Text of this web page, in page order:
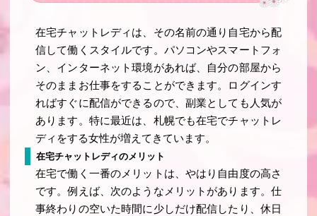
在宅チャットレディは、その名前の通り自宅から配
信して働くスタイルです。パソコンやスマートフォ
ン、インターネット環境があれば、自分の部屋から
そのままお仕事をすることができます。ログインす
ればすぐに配信ができるので、副業としても人気が
あります。特に最近は、札幌でも在宅でチャットレ
ディをする女性が増えてきています。
在宅チャットレディのメリット
在宅で働く一番のメリットは、やはり自由度の高さ
です。例えば、次のようなメリットがあります。仕
事終わりの空いた時間に少しだけ配信したり、休日